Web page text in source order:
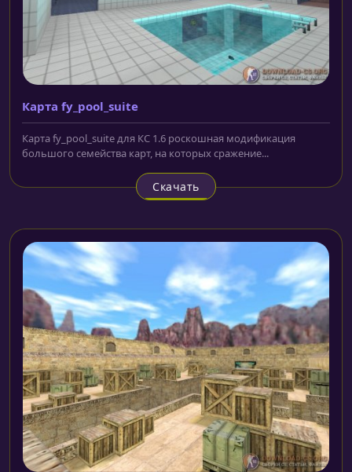
Карта fy_pool_suite
Карта fy_pool_suite для КС 1.6 роскошная модификация
большого семейства карт, на которых сражение...
Скачать